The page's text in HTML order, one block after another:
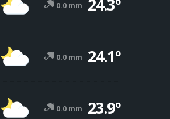
0.0 mm 24.3º
0.0 mm 24.1º
0.0 mm 23.9º